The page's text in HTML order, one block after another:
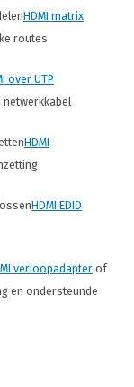
HDMI matrix
routes
over UTP
HDMI
HDMI EDID
verloopadapter of
en ondersteunde